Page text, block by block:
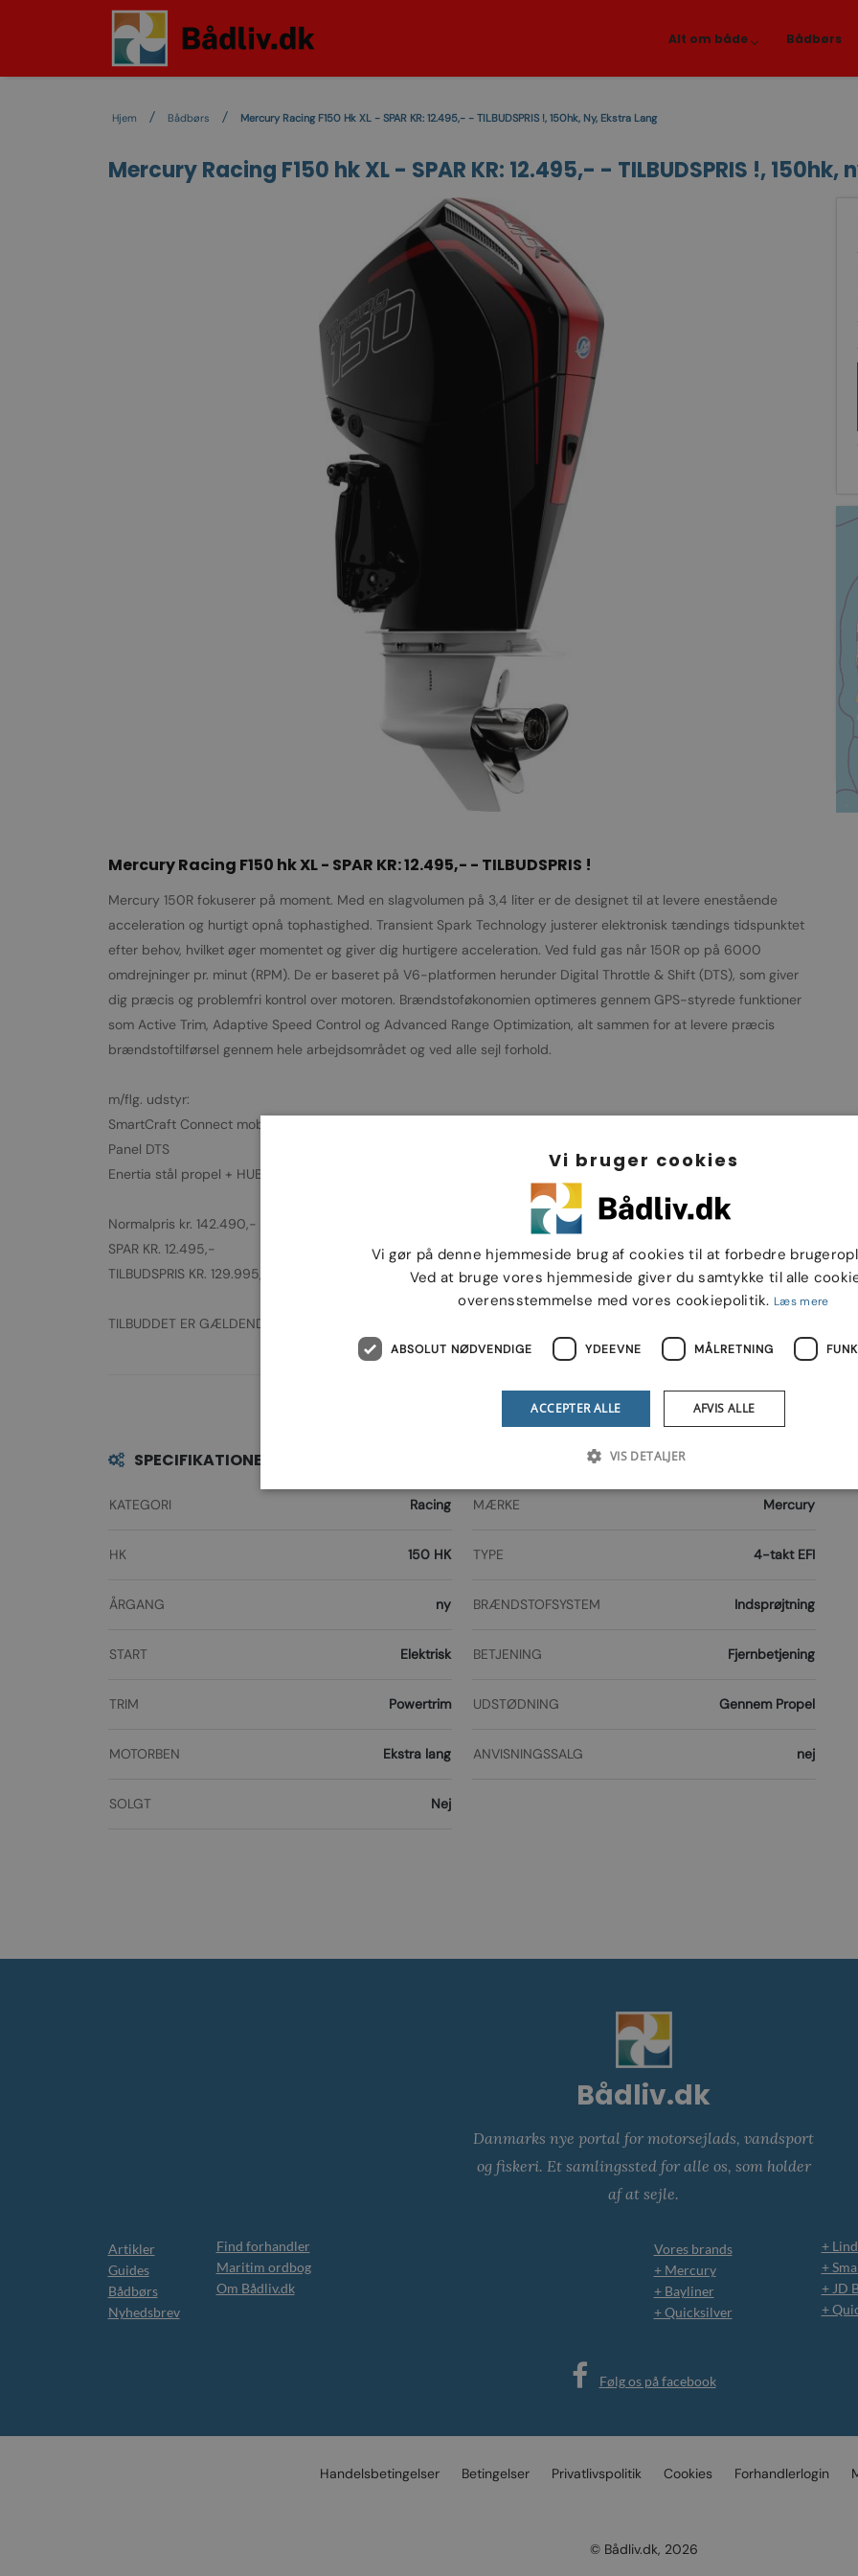
Alt om både Bådbørs
Hjem Bådbørs Mercury Racing F150 Hk XL - SPAR KR: 12.495,- - TILBUDSPRIS !, 150hk, Ny, Ekstra Lang
Mercury Racing F150 hk XL - SPAR KR: 12.495,- - TILBUDSPRIS !, 150hk,
Mercury Racing F150 hk XL - SPAR KR: 12.495,- - TILBUDSPRIS !
Mercury 150R fokuserer på moment. Med en slagvolumen på 3,4 liter er de designet til at levere enestående
acceleration og hurtigt opnå tophastighed. Transient Spark Technology justerer elektronisk tændings tidspunktet
efter behov, hvilket øger momentet og giver dig hurtigere acceleration. Ved fuld gas når 150R op på 6000
omdrejninger pr. minut (RPM). De er baseret på V6-platformen herunder Digital Throttle & Shift (DTS), som giver
dig præcis og problemfri kontrol over motoren. Brændstoføkonomien optimeres gennem GPS-styrede funktioner
som Active Trim, Adaptive Speed Control og Advanced Range Optimization, alt sammen for at levere præcis
brændstoftilførsel gennem hele arbejdsområdet og ved alle sejl forhold.
m/flg. udstyr:
SmartCraft Connect mobile
Panel DTS
Enertia stål propel + HUB
Normalpris kr. 142.490,-
SPAR KR. 12.495,-
TILBUDSPRIS KR. 129.995,-
TILBUDDET ER GÆLDENDE SÅ LÆNGE LAGERMOTOR HAVES !
SPECIFIKATIONER
KATEGORI Racing
HK 150 HK
ÅRGANG ny
START Elektrisk
TRIM Powertrim
MOTORBEN Ekstra lang
SOLGT Nej
MÆRKE Mercury
TYPE 4-takt EFI
BRÆNDSTOFSYSTEM Indsprøjtning
BETJENING Fjernbetjening
UDSTØDNING Gennem Propel
ANVISNINGSSALG nej
Bådliv.dk
Danmarks nye portal for motorsejlads, vandsport
og fiskeri. Et samlingssted for alle os, som holder
af at sejle.
Artikler
Guides
Bådbørs
Nyhedsbrev
Find forhandler
Maritim ordbog
Om Bådliv.dk
Vores brands
+ Mercury
+ Bayliner
+ Quicksilver
+
+
+ JD
+
Følg os på facebook
Handelsbetingelser Betingelser Privatlivspolitik Cookies Forhandlerlogin
© Bådliv.dk, 2026
Vi bruger cookies
Vi gør på denne hjemmeside brug af cookies til at forbedre
Ved at bruge vores hjemmeside giver du samtykke til alle
overensstemmelse med vores cookiepolitik. Læs mere
ABSOLUT NØDVENDIGE YDEEVNE MÅLRETNING
ACCEPTER ALLE AFVIS ALLE
VIS DETALJER